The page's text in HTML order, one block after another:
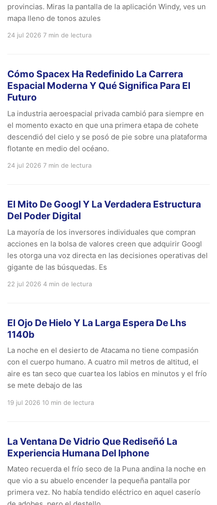
provincias. Miras la pantalla de la aplicación Windy, ves un
mapa lleno de tonos azules
24 jul 2026 7 min de lectura
Cómo Spacex Ha Redefinido La Carrera
Espacial Moderna Y Qué Significa Para El
Futuro
La industria aeroespacial privada cambió para siempre en
el momento exacto en que una primera etapa de cohete
descendió del cielo y se posó de pie sobre una plataforma
flotante en medio del océano.
24 jul 2026 7 min de lectura
El Mito De Googl Y La Verdadera Estructura
Del Poder Digital
La mayoría de los inversores individuales que compran
acciones en la bolsa de valores creen que adquirir Googl
les otorga una voz directa en las decisiones operativas del
gigante de las búsquedas. Es
22 jul 2026 4 min de lectura
El Ojo De Hielo Y La Larga Espera De Lhs
1140b
La noche en el desierto de Atacama no tiene compasión
con el cuerpo humano. A cuatro mil metros de altitud, el
aire es tan seco que cuartea los labios en minutos y el frío
se mete debajo de las
19 jul 2026 10 min de lectura
La Ventana De Vidrio Que Rediseñó La
Experiencia Humana Del Iphone
Mateo recuerda el frío seco de la Puna andina la noche en
que vio a su abuelo encender la pequeña pantalla por
primera vez. No había tendido eléctrico en aquel caserío